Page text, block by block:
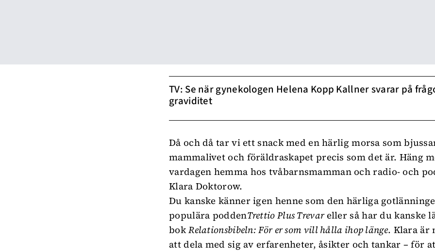
TV: Se när gynekologen Helena Kopp Kallner svarar på
graviditet
Då och då tar vi ett snack med en härlig morsa som
mammalivet och föräldraskapet precis som det är. Häng
vardagen hemma hos tvåbarnsmamman och radio- och
Klara Doktorow.
Du kanske känner igen henne som den härliga
populära poddenTrettio Plus Trevareller så har du kanske
bokRelationsbibeln: För er som vill hålla ihop länge. Klara är
att dela med sig av erfarenheter, åsikter och tankar – för